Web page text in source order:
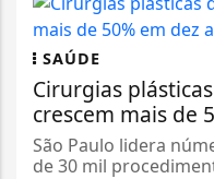
SAÚDE
Cirurgias
crescem mais de
São Paulo lidera
de 30 mil